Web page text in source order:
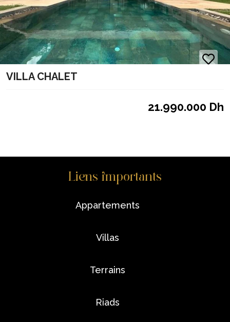
VILLA CHALET
21.990.000 Dh
Liens importants
appartements
villas
terrains
riads